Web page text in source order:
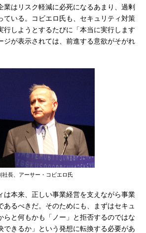
業はリスク軽減に必死になるあまり、過剰
ている。コビエロ氏も、セキュリティ対策
行しようとするたびに「本当に実行します
ジが表示されては、前進する意欲がそがれ
社長、アーサー・コビエロ氏
本来、正しい事業経営を支えながら事業
あるべきだ。そのためにも、まずはセキュ
らと何もかも「ノー」と拒否するのではな
できるか」という発想に転換する必要があ